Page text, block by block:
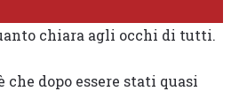
chiara agli occhi di tutti.
che dopo essere stati quasi